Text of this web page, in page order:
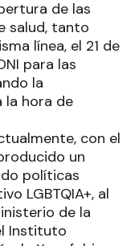
de las
salud, tanto
línea, el 21 de
para las
la
la hora de
con el
un
políticas
LGBTQIA+, al
de la
Instituto